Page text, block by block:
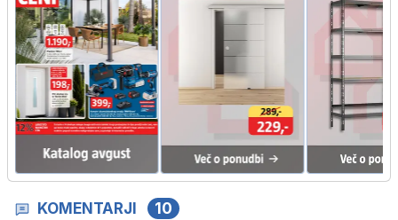
KOMENTARJI 10